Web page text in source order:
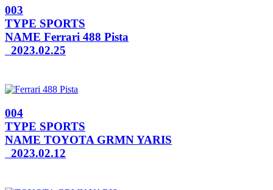
003
TYPE SPORTS
NAME Ferrari 488 Pista
2023.02.25
004
TYPE SPORTS
NAME TOYOTA GRMN YARIS
2023.02.12